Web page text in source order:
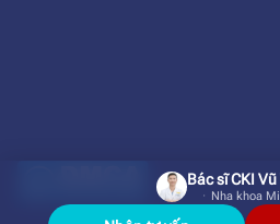
Bác sĩ CKI Vũ
Nha khoa